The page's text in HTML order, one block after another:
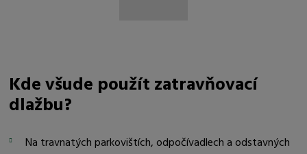
Kde všude použít zatravňovací
dlažbu?
Na travnatých parkovištích, odpočívadlech a odstavných